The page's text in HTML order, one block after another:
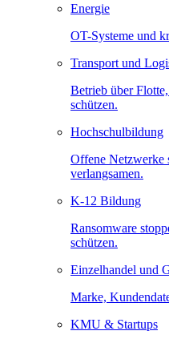
Energie
OT-Systeme und
Transport und
Betrieb über
schützen.
Hochschulbildung
Offene Netzwerke
verlangsamen.
K-12 Bildung
Ransomware
schützen.
Einzelhandel und
Marke,
KMU & Startups